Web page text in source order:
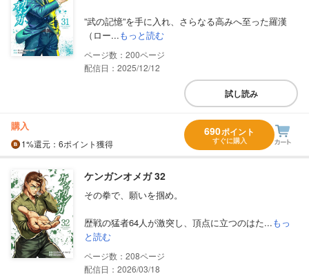
”武の記憶”を手に入れ、さらなる高みへ至った羅漢
（ロー...もっと読む
200
配信日：2025/12/12
試し読み
購入
1%還元 ：6ポイント獲得
690ポイント
すぐに購入
ケンガンオメガ 32
その拳で、願いを掴め。
歴戦の猛者64人が激突し、頂点に立つのはた...もっ
と読む
208
配信日：2026/03/18